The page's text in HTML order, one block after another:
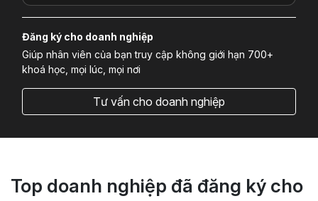
Đăng ký cho doanh nghiệp
Giúp nhân viên của bạn truy cập không giới hạn 700+
khoá học, mọi lúc, mọi nơi
Tư vấn cho doanh nghiệp
Top doanh nghiệp đã đăng ký cho